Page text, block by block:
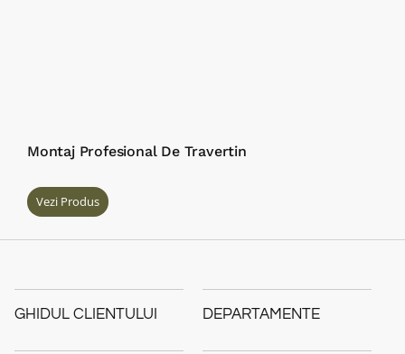
Montaj Profesional De Travertin
Vezi Produs
GHIDUL CLIENTULUI DEPARTAMENTE